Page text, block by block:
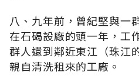
八、九年前，曾紀堅與一
在石碣設廠的頭一年，工
群人還到鄰近東江（珠江
親自清洗租來的工廠。